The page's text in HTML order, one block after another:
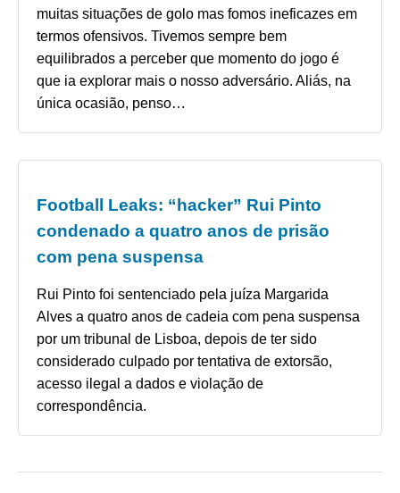
muitas situações de golo mas fomos ineficazes em
termos ofensivos. Tivemos sempre bem
equilibrados a perceber que momento do jogo é
que ia explorar mais o nosso adversário. Aliás, na
única ocasião, penso…
Football Leaks: “hacker” Rui Pinto
condenado a quatro anos de prisão
com pena suspensa
Rui Pinto foi sentenciado pela juíza Margarida
Alves a quatro anos de cadeia com pena suspensa
por um tribunal de Lisboa, depois de ter sido
considerado culpado por tentativa de extorsão,
acesso ilegal a dados e violação de
correspondência.